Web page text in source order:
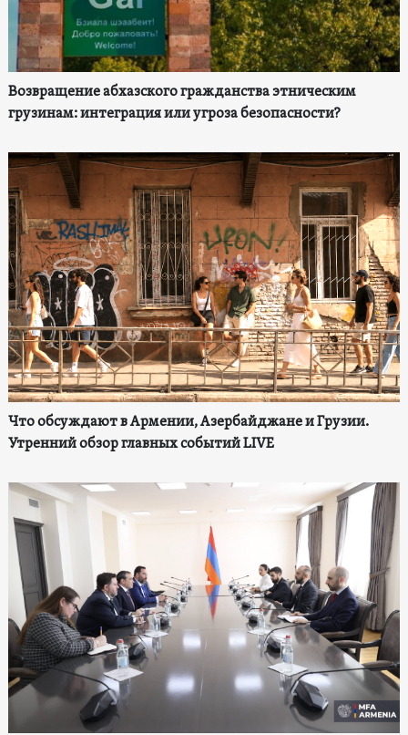
Возвращение абхазского гражданства этническим
грузинам: интеграция или угроза безопасности?
Что обсуждают в Армении, Азербайджане и Грузии.
Утренний обзор главных событий LIVE